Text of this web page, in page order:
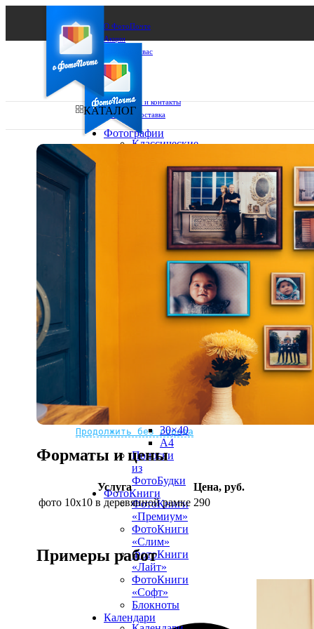
О ФотоПочте
Акции
Сделаем за вас
Бизнесу
FAQ
Франшиза
Поддержка и контакты
Оплата и доставка
Ваш город:
Ваш регион доставки
Выберите из списка:
Не нашли Ваш город?
Мы доставляем по всему миру
Продолжить без города
КАТАЛОГ
Фотографии
Классические
10х10
10х15
15х15
15х20
20х20
20х30
30х30
30х40
А4
30×40
A4
Полоски
из
ФотоБудки
ФотоКниги
ФотоКниги
«Премиум»
ФотоКниги
«Слим»
ФотоКниги
«Лайт»
ФотоКниги
«Софт»
Блокноты
Календари
Форматы и цены
Услуга
Цена, руб.
фото 10х10 в деревянной рамке 290
Примеры работ